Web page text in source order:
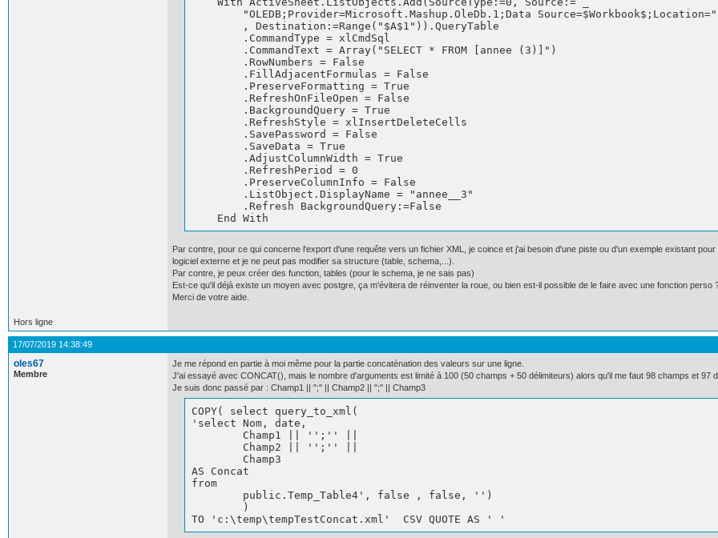
"OLEDB;Provider=Microsoft.Mashup.OleDb.1;Data
        , Destination:=Range("$A$1")).QueryTable
        .CommandType = xlCmdSql
        .CommandText = Array("SELECT * FROM [annee (3)]")
        .RowNumbers = False
        .FillAdjacentFormulas = False
        .PreserveFormatting = True
        .RefreshOnFileOpen = False
        .BackgroundQuery = True
        .RefreshStyle = xlInsertDeleteCells
        .SavePassword = False
        .SaveData = True
        .AdjustColumnWidth = True
        .RefreshPeriod = 0
        .PreserveColumnInfo = False
        .ListObject.DisplayName = "annee__3"
        .Refresh BackgroundQuery:=False
    End With
Par contre, pour ce qui concerne l'export d'une requête vers un fichier XML, je coince et j'ai besoin d'une piste ou d'un exemple existant
logiciel externe et je ne peut pas modifier sa structure (table, schema,...).
Par contre, je peux créer des function, tables (pour le schema, je ne sais pas)
Est-ce qu'il déjà existe un moyen avec postgre, ça m'évitera de réinventer la roue, ou bien est-il possible de le faire avec une fonction perso
Merci de votre aide.
Hors ligne
17/07/2019 14:38:49
oles67
Membre
Je me répond en partie à moi même pour la partie concaténation des valeurs sur une ligne.
J'ai essayé avec CONCAT(), mais le nombre d'arguments est limité à 100 (50 champs + 50 délimiteurs) alors qu'il me faut 98 champs et 97
Je suis donc passé par : Champ1 || '';'' || Champ2 || '';'' || Champ3
COPY( select query_to_xml(
'select Nom, date,
AS Concat
from
        )
TO 'c:\temp\tempTestConcat.xml'  CSV QUOTE AS ' '